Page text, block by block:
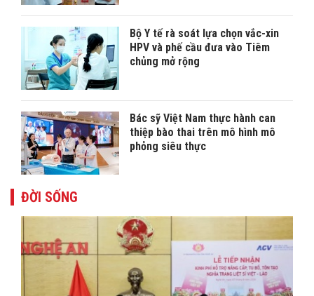
Bộ Y tế rà soát lựa chọn vắc-xin
HPV và phế cầu đưa vào Tiêm
chủng mở rộng
Bác sỹ Việt Nam thực hành can
thiệp bào thai trên mô hình mô
phỏng siêu thực
ĐỜI SỐNG